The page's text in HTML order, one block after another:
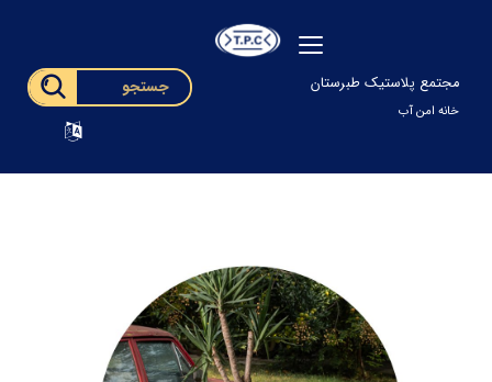
مجتمع پلاستیک طبرستان
خانه امن آب